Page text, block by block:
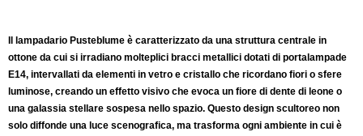
Il lampadario Pusteblume è caratterizzato da una struttura centrale in
ottone da cui si irradiano molteplici bracci metallici dotati di portalampade
E14, intervallati da elementi in vetro e cristallo che ricordano fiori o sfere
luminose, creando un effetto visivo che evoca un fiore di dente di leone o
una galassia stellare sospesa nello spazio. Questo design scultoreo non
solo diffonde una luce scenografica, ma trasforma ogni ambiente in cui è